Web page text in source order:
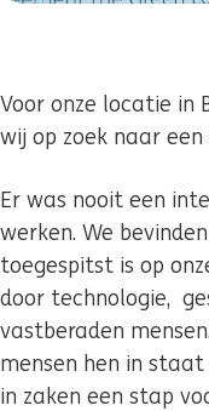
Voor onze locatie in
wij op zoek naar
Er was nooit een
werken. We
toegespitst is op
door technologie,
vastberaden
mensen hen in
in zaken een stap